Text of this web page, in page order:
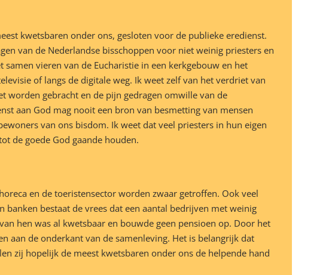
kwetsbaren onder ons, gesloten voor de publieke eredienst.
van de Nederlandse bisschoppen voor niet weinig priesters en
vieren van de Eucharistie in een kerkgebouw en het
of langs de digitale weg. Ik weet zelf van het verdriet van
worden gebracht en de pijn gedragen omwille van de
aan God mag nooit een bron van besmetting van mensen
van ons bisdom. Ik weet dat veel priesters in hun eigen
de goede God gaande houden.
en de toeristensector worden zwaar getroffen. Ook veel
bestaat de vrees dat een aantal bedrijven met weinig
hen was al kwetsbaar en bouwde geen pensioen op. Door het
aan de onderkant van de samenleving. Het is belangrijk dat
zij hopelijk de meest kwetsbaren onder ons de helpende hand